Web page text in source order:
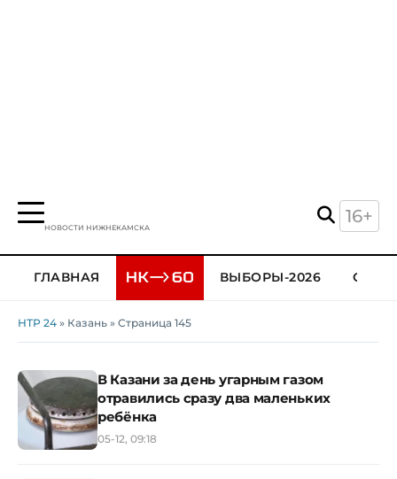
НОВОСТИ НИЖНЕКАМСКА
16+
ГЛАВНАЯ ВЫБОРЫ-2026
НТР 24 » Казань » Страница 145
В Казани за день угарным газом
отравились сразу два маленьких
ребёнка
05-12, 09:18